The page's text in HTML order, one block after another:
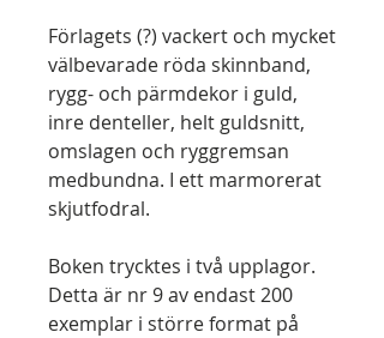
Förlagets (?) vackert och mycket
välbevarade röda skinnband,
rygg- och pärmdekor i guld,
inre denteller, helt guldsnitt,
omslagen och ryggremsan
medbundna. I ett marmorerat
skjutfodral.
Boken trycktes i två upplagor.
Detta är nr 9 av endast 200
exemplar i större format på